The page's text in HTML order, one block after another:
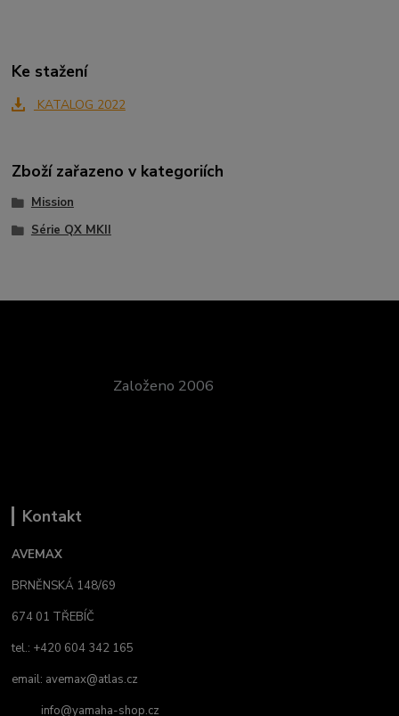
Ke stažení
KATALOG 2022
Zboží zařazeno v kategoriích
Mission
Série QX MKII
Založeno 2006
Kontakt
AVEMAX
BRNĚNSKÁ 148/69
674 01 TŘEBÍČ
tel.: +420 604 342 165
email: avemax@atlas.cz
info@yamaha-shop.cz